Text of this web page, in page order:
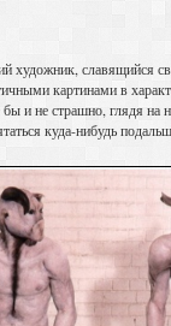
художник, славящийся
картинами в
и не страшно, глядя на
куда-нибудь